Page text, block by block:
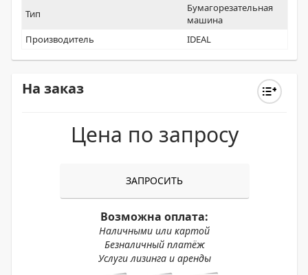
Тип
Бумагорезательная
машина
Производитель
IDEAL
На заказ
Цена по запросу
ЗАПРОСИТЬ
Возможна оплата:
Наличными или картой
Безналичный платёж
Услуги лизинга и аренды